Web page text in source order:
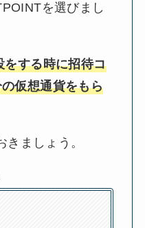
を選びまし
をする時に招待コ
仮想通貨をもら
ましょう。